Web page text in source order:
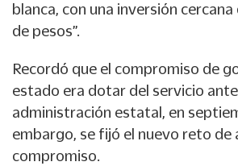
blanca, con una inversión
de pesos”.
Recordó que el compromiso de
estado era dotar del servicio
administración estatal, en
embargo, se fijó el nuevo reto de
compromiso.